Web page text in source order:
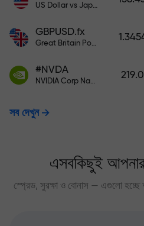
US Dollar vs Japanese Yen
GBPUSD.fx
Great Britain Pound vs US Dollar
#NVDA
NVIDIA Corp Nasdaq Stock Exchange (Nasdaq) USD
সব দেখুন
এসবকিছুই
স্প্রেড, সুরক্ষা ও বোনাস — এগুলো হচ্ছে